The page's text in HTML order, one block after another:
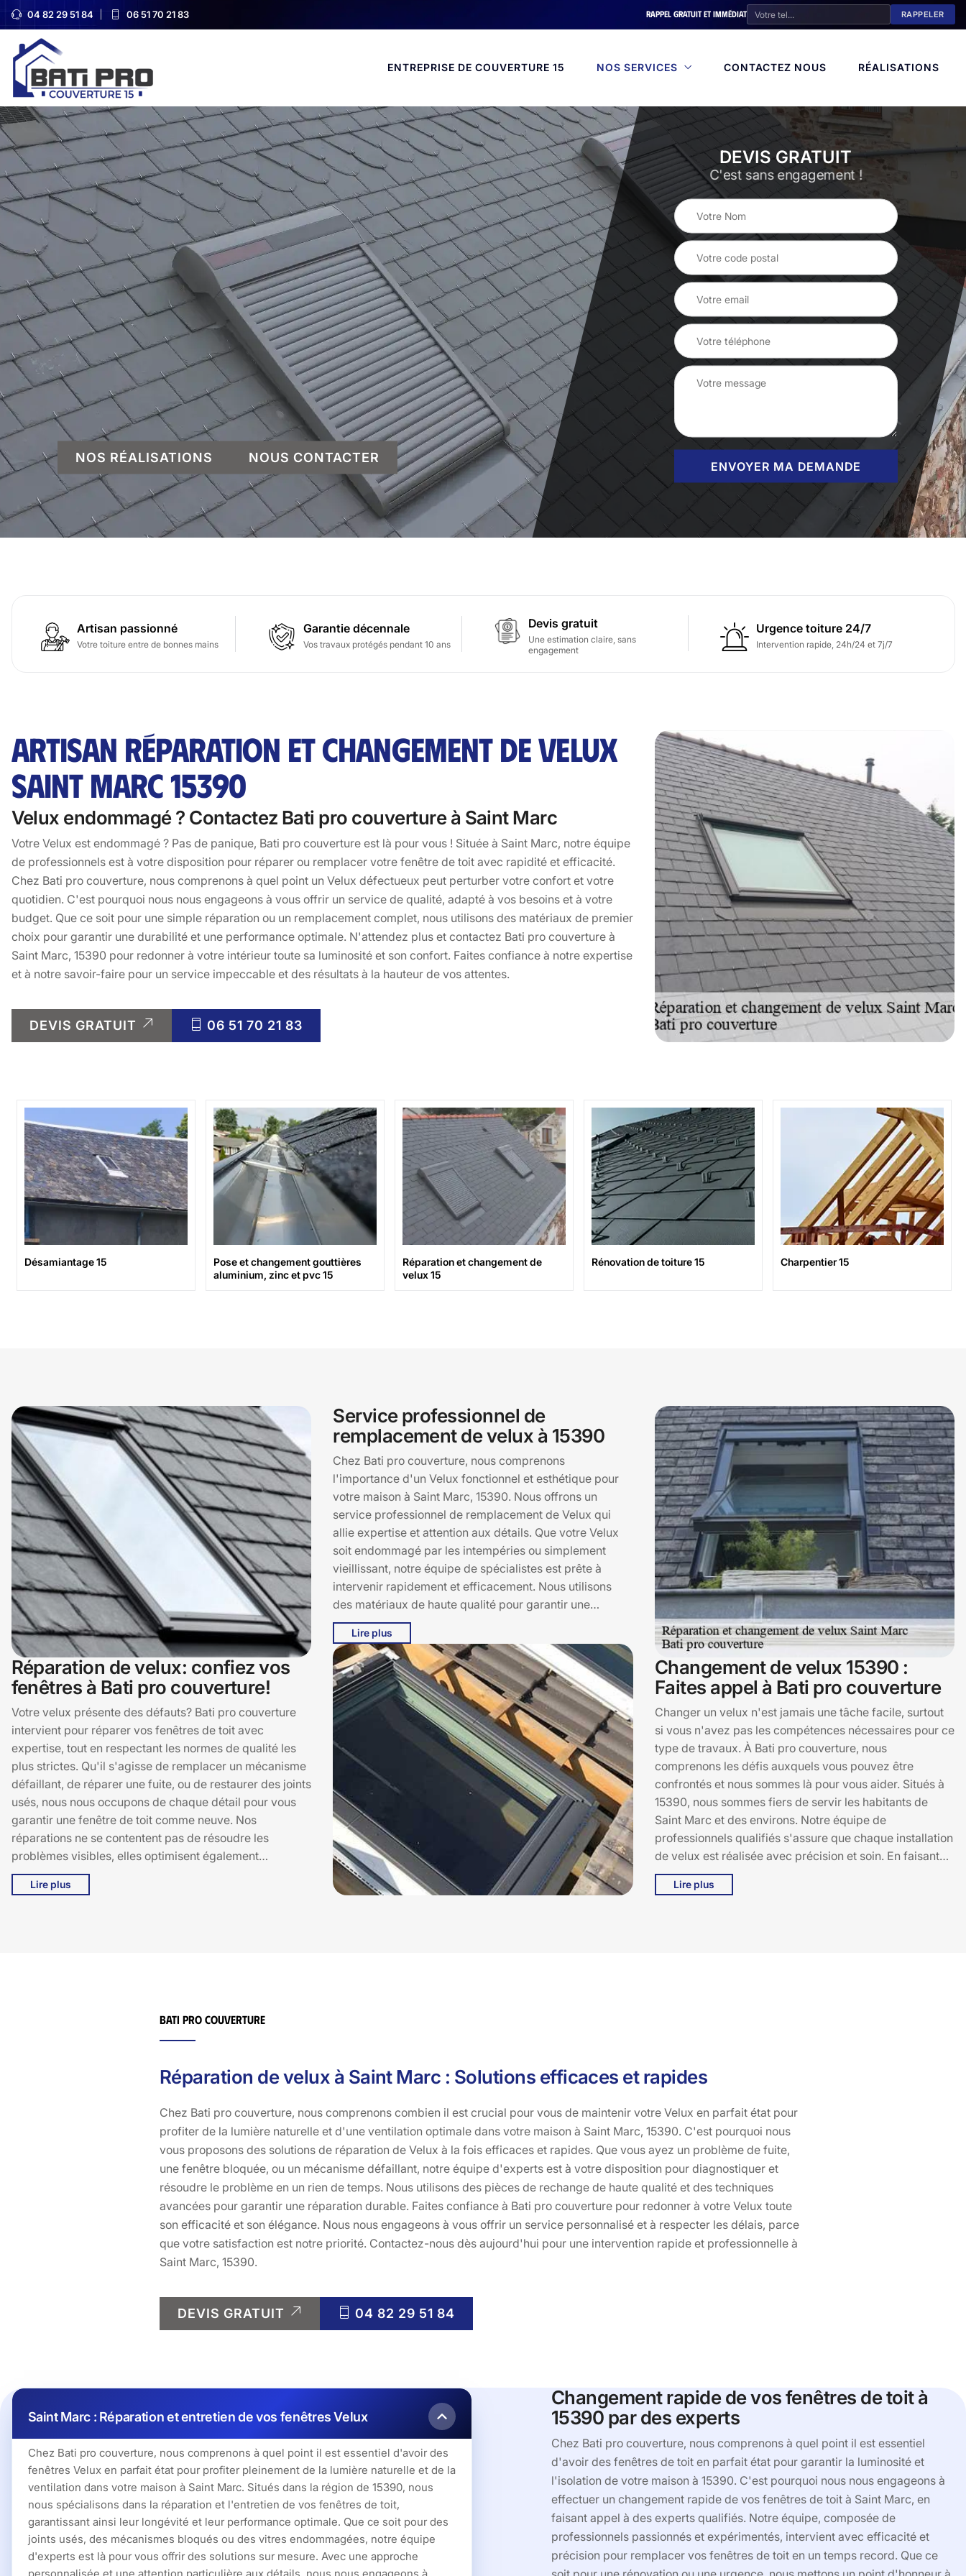
04 82 29 51 84 06 51 70 21 83 Rappel gratuit et immédiat
ENTREPRISE DE COUVERTURE 15 NOS SERVICES CONTACTEZ NOUS RÉALISATIONS
NOS RÉALISATIONS NOUS CONTACTER
DEVIS GRATUIT
C'est sans engagement !
Artisan passionné
Votre toiture entre de bonnes mains
Garantie décennale
Vos travaux protégés pendant 10 ans
Devis gratuit
Une estimation claire, sans
engagement
Urgence toiture 24/7
Intervention rapide, 24h/24 et 7j/7
ARTISAN RÉPARATION ET CHANGEMENT DE VELUX
SAINT MARC 15390
Velux endommagé ? Contactez Bati pro couverture à Saint Marc
Votre Velux est endommagé ? Pas de panique, Bati pro couverture est là pour vous ! Située à Saint Marc, notre équipe
de professionnels est à votre disposition pour réparer ou remplacer votre fenêtre de toit avec rapidité et efficacité.
Chez Bati pro couverture, nous comprenons à quel point un Velux défectueux peut perturber votre confort et votre
quotidien. C'est pourquoi nous nous engageons à vous offrir un service de qualité, adapté à vos besoins et à votre
budget. Que ce soit pour une simple réparation ou un remplacement complet, nous utilisons des matériaux de premier
choix pour garantir une durabilité et une performance optimale. N'attendez plus et contactez Bati pro couverture à
Saint Marc, 15390 pour redonner à votre intérieur toute sa luminosité et son confort. Faites confiance à notre expertise
et à notre savoir-faire pour un service impeccable et des résultats à la hauteur de vos attentes.
DEVIS GRATUIT 06 51 70 21 83
Désamiantage 15
Pose et changement gouttières
aluminium, zinc et pvc 15
Réparation et changement de
velux 15
Rénovation de toiture 15 Charpentier 15
Réparation de velux: confiez vos
fenêtres à Bati pro couverture!
Votre velux présente des défauts? Bati pro couverture
intervient pour réparer vos fenêtres de toit avec
expertise, tout en respectant les normes de qualité les
plus strictes. Qu'il s'agisse de remplacer un mécanisme
défaillant, de réparer une fuite, ou de restaurer des joints
usés, nous nous occupons de chaque détail pour vous
garantir une fenêtre de toit comme neuve. Nos
réparations ne se contentent pas de résoudre les
problèmes visibles, elles optimisent également
l’étanchéité et la performance de votre velux pour une
meilleure durabilité.
Lire plus
Service professionnel de
remplacement de velux à 15390
Chez Bati pro couverture, nous comprenons
l'importance d'un Velux fonctionnel et esthétique pour
votre maison à Saint Marc, 15390. Nous offrons un
service professionnel de remplacement de Velux qui
allie expertise et attention aux détails. Que votre Velux
soit endommagé par les intempéries ou simplement
vieillissant, notre équipe de spécialistes est prête à
intervenir rapidement et efficacement. Nous utilisons
des matériaux de haute qualité pour garantir une
durabilité et une étanchéité optimales. En choisissant
Bati pro couverture, vous bénéficiez d'un service
personnalisé, adapté à vos besoins spécifiques et à
l'architecture de votre maison. Nous vous
accompagnons à chaque étape, de la sélection du
nouveau Velux à l'installation finale, en veillant à ce que
chaque détail soit pris en compte. Faites confiance à
Bati pro couverture pour un remplacement de Velux
sans souci à Saint Marc, 15390 et redonnez à votre
maison la lumière et la ventilation qu'elle mérite.
Lire plus
Changement de velux 15390 :
Faites appel à Bati pro couverture
Changer un velux n'est jamais une tâche facile, surtout
si vous n'avez pas les compétences nécessaires pour ce
type de travaux. À Bati pro couverture, nous
comprenons les défis auxquels vous pouvez être
confrontés et nous sommes là pour vous aider. Situés à
15390, nous sommes fiers de servir les habitants de
Saint Marc et des environs. Notre équipe de
professionnels qualifiés s'assure que chaque installation
de velux est réalisée avec précision et soin. En faisant
appel à Bati pro couverture, vous bénéficiez non
seulement d'un service de qualité, mais aussi de notre
Lire plus
Bati pro couverture
Réparation de velux à Saint Marc : Solutions efficaces et rapides
Chez Bati pro couverture, nous comprenons combien il est crucial pour vous de maintenir votre Velux en parfait état pour
profiter de la lumière naturelle et d'une ventilation optimale dans votre maison à Saint Marc, 15390. C'est pourquoi nous
vous proposons des solutions de réparation de Velux à la fois efficaces et rapides. Que vous ayez un problème de fuite,
une fenêtre bloquée, ou un mécanisme défaillant, notre équipe d'experts est à votre disposition pour diagnostiquer et
résoudre le problème en un rien de temps. Nous utilisons des pièces de rechange de haute qualité et des techniques
avancées pour garantir une réparation durable. Faites confiance à Bati pro couverture pour redonner à votre Velux toute
son efficacité et son élégance. Nous nous engageons à vous offrir un service personnalisé et à respecter les délais, parce
que votre satisfaction est notre priorité. Contactez-nous dès aujourd'hui pour une intervention rapide et professionnelle à
Saint Marc, 15390.
DEVIS GRATUIT 04 82 29 51 84
Saint Marc : Réparation et entretien de vos fenêtres Velux
Chez Bati pro couverture, nous comprenons à quel point il est essentiel d'avoir des
fenêtres Velux en parfait état pour profiter pleinement de la lumière naturelle et de la
ventilation dans votre maison à Saint Marc. Situés dans la région de 15390, nous
nous spécialisons dans la réparation et l'entretien de vos fenêtres de toit,
garantissant ainsi leur longévité et leur performance optimale. Que ce soit pour des
joints usés, des mécanismes bloqués ou des vitres endommagées, notre équipe
d'experts est là pour vous offrir des solutions sur mesure. Avec une approche
Changement rapide de vos fenêtres de toit à
15390 par des experts
Chez Bati pro couverture, nous comprenons à quel point il est essentiel
d'avoir des fenêtres de toit en parfait état pour garantir la luminosité et
l'isolation de votre maison à 15390. C'est pourquoi nous nous engageons à
effectuer un changement rapide de vos fenêtres de toit à Saint Marc, en
faisant appel à des experts qualifiés. Notre équipe, composée de
professionnels passionnés et expérimentés, intervient avec efficacité et
précision pour remplacer vos fenêtres de toit en un temps record. Que ce